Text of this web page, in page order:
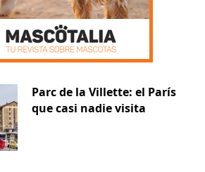
Parc de la Villette: el París
que casi nadie visita